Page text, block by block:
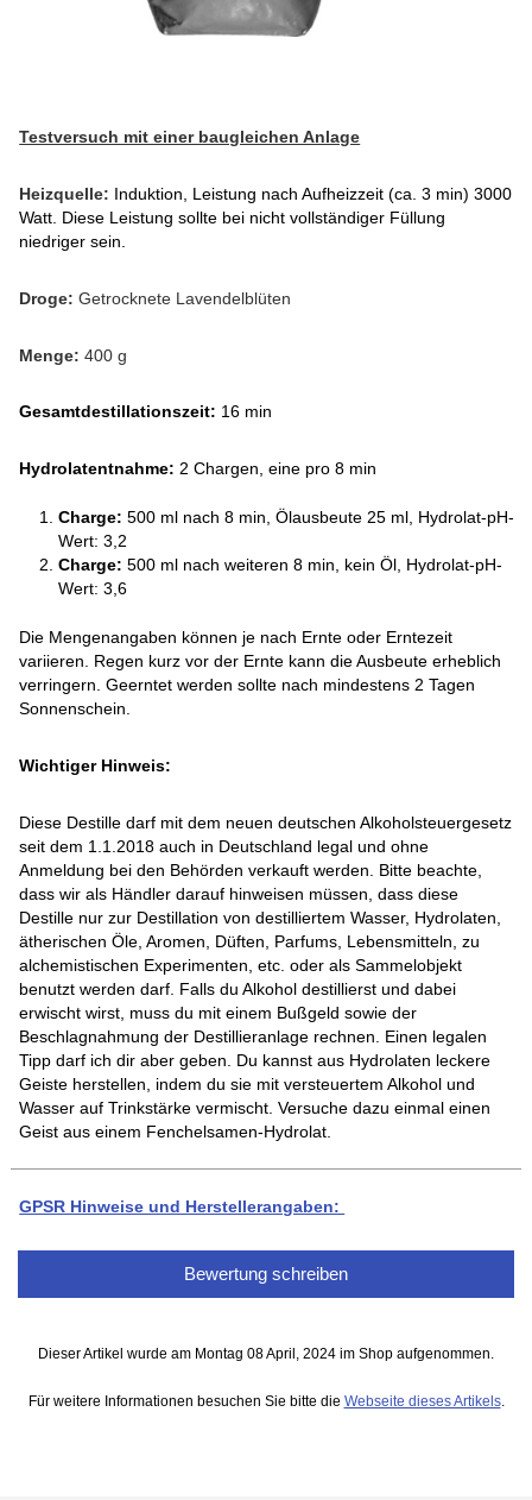
Testversuch mit einer baugleichen Anlage
Heizquelle: Induktion, Leistung nach Aufheizzeit (ca. 3 min) 3000
Watt. Diese Leistung sollte bei nicht vollständiger Füllung
niedriger sein.
Droge:Getrocknete Lavendelblüten
Menge:400 g
Gesamtdestillationszeit: 16 min
Hydrolatentnahme: 2 Chargen, eine pro 8 min
Charge:500 ml nach 8 min, Ölausbeute 25 ml, Hydrolat-pH-
Wert: 3,2
Charge:500 ml nach weiteren 8 min, kein Öl, Hydrolat-pH-
Wert: 3,6
Die Mengenangaben können je nach Ernte oder Erntezeit
variieren. Regen kurz vor der Ernte kann die Ausbeute erheblich
verringern. Geerntet werden sollte nach mindestens 2 Tagen
Sonnenschein.
Wichtiger Hinweis:
Diese Destille darf mit dem neuen deutschen Alkoholsteuergesetz
seit dem 1.1.2018 auch in Deutschland legal und ohne
Anmeldung bei den Behörden verkauft werden. Bitte beachte,
dass wir als Händler darauf hinweisen müssen, dass diese
Destille nur zur Destillation von destilliertem Wasser, Hydrolaten,
ätherischen Öle, Aromen, Düften, Parfums, Lebensmitteln, zu
alchemistischen Experimenten, etc. oder als Sammelobjekt
benutzt werden darf. Falls du Alkohol destillierst und dabei
erwischt wirst, muss du mit einem Bußgeld sowie der
Beschlagnahmung der Destillieranlage rechnen. Einen legalen
Tipp darf ich dir aber geben. Du kannst aus Hydrolaten leckere
Geiste herstellen, indem du sie mit versteuertem Alkohol und
Wasser auf Trinkstärke vermischt. Versuche dazu einmal einen
Geist aus einem Fenchelsamen-Hydrolat.
GPSR Hinweise und Herstellerangaben:
Bewertung schreiben
Dieser Artikel wurde am Montag 08 April, 2024 im Shop aufgenommen.
Für weitere Informationen besuchen Sie bitte die Webseite dieses Artikels.